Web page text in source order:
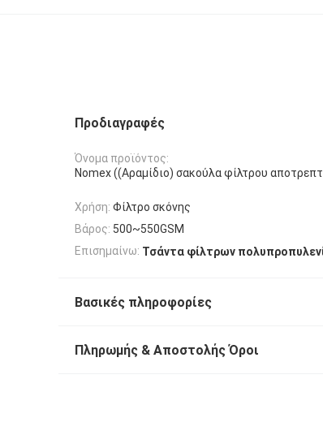
Προδιαγραφές
Όνομα προϊόντος:
Nomex ((Αραμίδιο) σακούλα φίλτρου
Χρήση: Φίλτρο σκόνης
Βάρος: 500~550GSM
Επισημαίνω: Τσάντα φίλτρων
Βασικές πληροφορίες
Πληρωμής & Αποστολής Όροι